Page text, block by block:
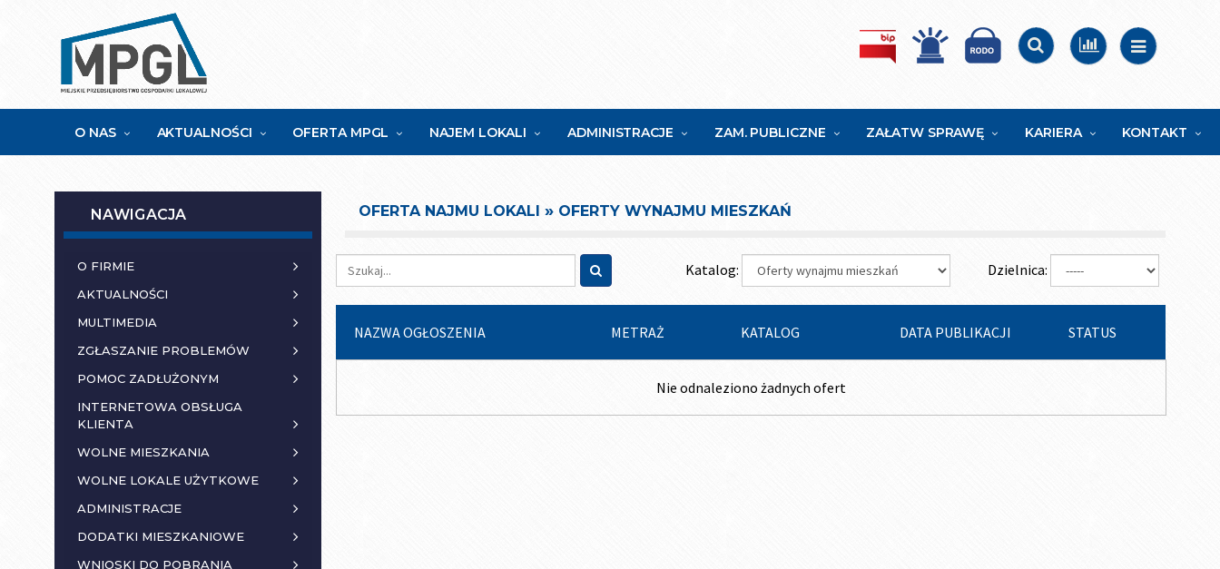
O NAS AKTUALNOŚCI OFERTA MPGL NAJEM LOKALI ADMINISTRACJE ZAM. PUBLICZNE ZAŁATW SPRAWĘ KARIERA KONTAKT
NAWIGACJA
O FIRMIE
AKTUALNOŚCI
MULTIMEDIA
ZGŁASZANIE PROBLEMÓW
POMOC ZADŁUŻONYM
INTERNETOWA OBSŁUGA
KLIENTA
WOLNE MIESZKANIA
WOLNE LOKALE UŻYTKOWE
ADMINISTRACJE
DODATKI MIESZKANIOWE
WNIOSKI DO POBRANIA
OFERTA NAJMU LOKALI » OFERTY WYNAJMU MIESZKAŃ
Katalog: Dzielnica:
NAZWA OGŁOSZENIA METRAŻ KATALOG DATA PUBLIKACJI STATUS
Nie odnaleziono żadnych ofert